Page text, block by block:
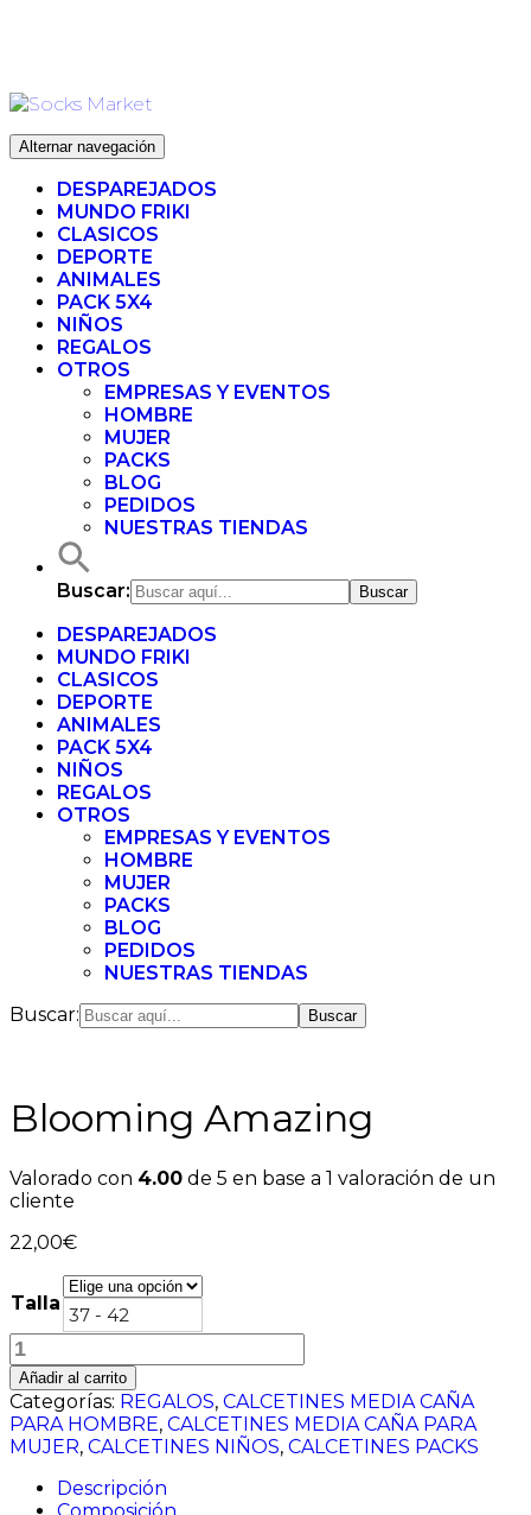
Alternar navegación
DESPAREJADOS
MUNDO FRIKI
CLASICOS
DEPORTE
ANIMALES
PACK 5X4
NIÑOS
REGALOS
OTROS
EMPRESAS Y EVENTOS
HOMBRE
MUJER
PACKS
BLOG
PEDIDOS
NUESTRAS TIENDAS
Buscar:
DESPAREJADOS
MUNDO FRIKI
CLASICOS
DEPORTE
ANIMALES
PACK 5X4
NIÑOS
REGALOS
OTROS
EMPRESAS Y EVENTOS
HOMBRE
MUJER
PACKS
BLOG
PEDIDOS
NUESTRAS TIENDAS
Buscar:
Blooming Amazing
Valorado con 4.00 de 5 en base a 1 valoración de un
cliente
22,00€
Talla
37 - 42
Blooming
Amazing
cantidad
Añadir al carrito
Categorías: REGALOS, CALCETINES MEDIA CAÑA
PARA HOMBRE, CALCETINES MEDIA CAÑA PARA
MUJER, CALCETINES NIÑOS, CALCETINES PACKS
Descripción